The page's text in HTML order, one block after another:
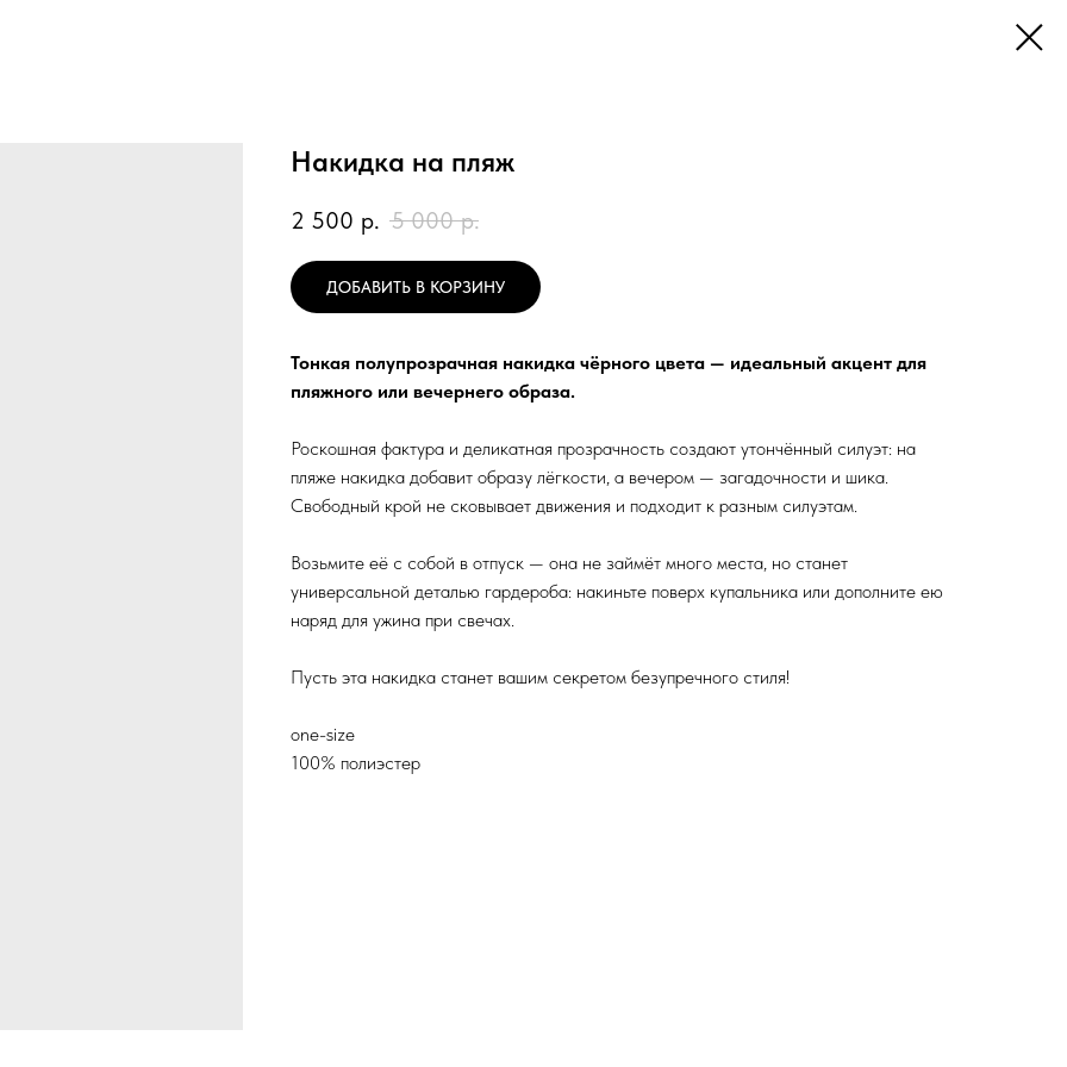
Накидка на пляж
2 500 р. 5 000 р.
ДОБАВИТЬ В КОРЗИНУ
Тонкая полупрозрачная накидка чёрного цвета — идеальный акцент для
пляжного или вечернего образа.
Роскошная фактура и деликатная прозрачность создают утончённый силуэт: на
пляже накидка добавит образу лёгкости, а вечером — загадочности и шика.
Свободный крой не сковывает движения и подходит к разным силуэтам.
Возьмите её с собой в отпуск — она не займёт много места, но станет
универсальной деталью гардероба: накиньте поверх купальника или дополните ею
наряд для ужина при свечах.
Пусть эта накидка станет вашим секретом безупречного стиля!
one-size
100% полиэстер